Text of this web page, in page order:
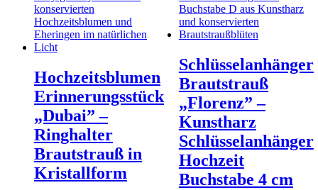
Hochzeitsblumen
Erinnerungsstück
„Dubai” –
Ringhalter
Brautstrauß in
Kristallform
Schlüsselanhänger
Brautstrauß
„Florenz” –
Kunstharz
Schlüsselanhänger
Hochzeit
Buchstabe 4 cm